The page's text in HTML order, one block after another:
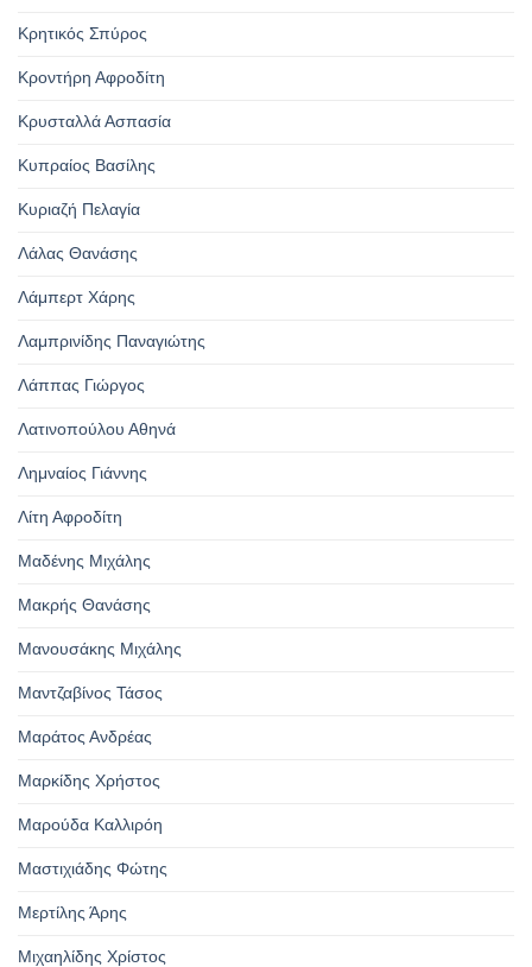
Κρητικός Σπύρος
Κροντήρη Αφροδίτη
Κρυσταλλά Ασπασία
Κυπραίος Βασίλης
Κυριαζή Πελαγία
Λάλας Θανάσης
Λάμπερτ Χάρης
Λαμπρινίδης Παναγιώτης
Λάππας Γιώργος
Λατινοπούλου Αθηνά
Λημναίος Γιάννης
Λίτη Αφροδίτη
Μαδένης Μιχάλης
Μακρής Θανάσης
Μανουσάκης Μιχάλης
Μαντζαβίνος Τάσος
Μαράτος Ανδρέας
Μαρκίδης Χρήστος
Μαρούδα Καλλιρόη
Μαστιχιάδης Φώτης
Μερτίλης Άρης
Μιχαηλίδης Χρίστος